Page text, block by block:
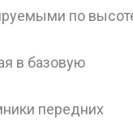
по
в базовую
передних